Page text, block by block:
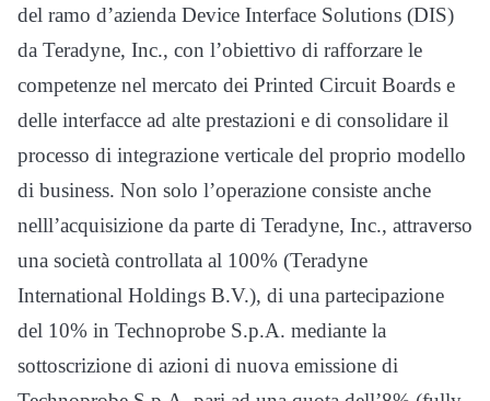
del ramo d’azienda Device Interface Solutions (DIS)
da Teradyne, Inc., con l’obiettivo di rafforzare le
competenze nel mercato dei Printed Circuit Boards e
delle interfacce ad alte prestazioni e di consolidare il
processo di integrazione verticale del proprio modello
di business. Non solo l’operazione consiste anche
nelll’acquisizione da parte di Teradyne, Inc., attraverso
una società controllata al 100% (Teradyne
International Holdings B.V.), di una partecipazione
del 10% in Technoprobe S.p.A. mediante la
sottoscrizione di azioni di nuova emissione di